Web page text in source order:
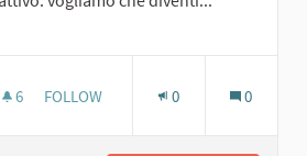
6 6 FOLLOWERS
FOLLOW 0 0